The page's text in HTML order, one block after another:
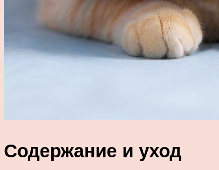
Содержание и уход